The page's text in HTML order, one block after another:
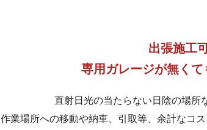
自動車内装修理
出張施工
専用ガレージが無くて
直射日光の当たらない日陰の場所
作業場所への移動や納車、引取等、余計なコ